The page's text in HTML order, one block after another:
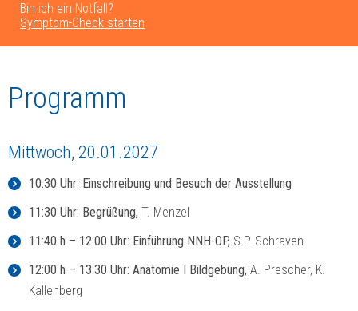
Bin ich ein Notfall?
Symptom-Check starten
Programm
Mittwoch, 20.01.2027
10:30 Uhr: Einschreibung und Besuch der Ausstellung
11:30 Uhr: Begrüßung, T. Menzel
11:40 h – 12:00 Uhr: Einführung NNH-OP, S.P. Schraven
12:00 h – 13:30 Uhr: Anatomie I Bildgebung, A. Prescher, K.
Kallenberg